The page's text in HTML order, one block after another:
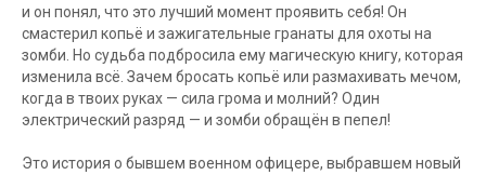
и он понял, что это лучший момент проявить себя! Он
смастерил копьё и зажигательные гранаты для охоты на
зомби. Но судьба подбросила ему магическую книгу, которая
изменила всё. Зачем бросать копьё или размахивать мечом,
когда в твоих руках — сила грома и молний? Один
электрический разряд — и зомби обращён в пепел!
Это история о бывшем военном офицере, выбравшем новый